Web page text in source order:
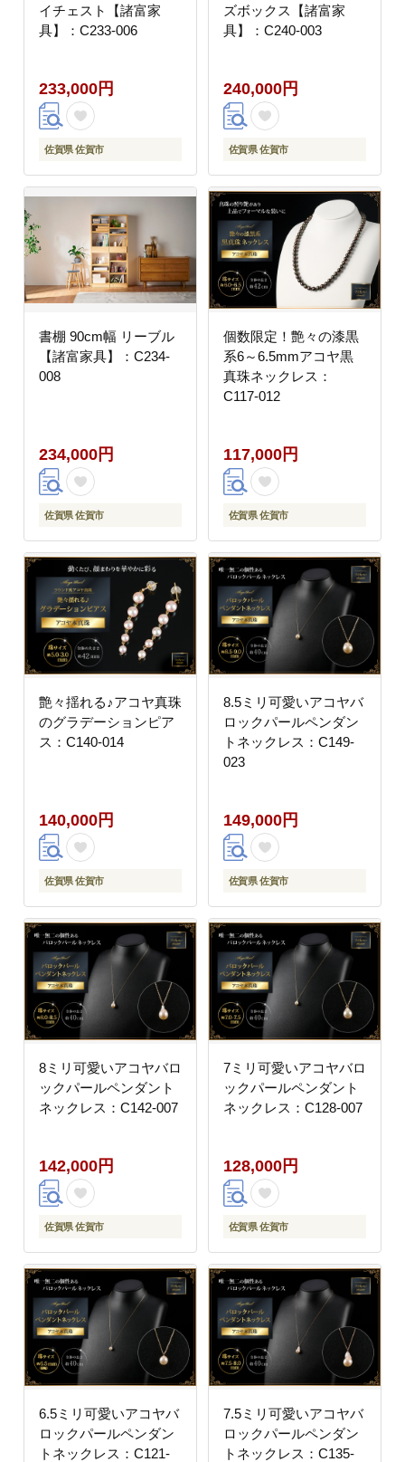
イチェスト【諸富家
具】：C233-006
233,000円
佐賀県 佐賀市
ズボックス【諸富家
具】：C240-003
240,000円
佐賀県 佐賀市
書棚 90cm幅 リーブル
【諸富家具】：C234-
008
234,000円
佐賀県 佐賀市
個数限定！艶々の漆黒
系6～6.5mmアコヤ黒
真珠ネックレス：
C117-012
117,000円
佐賀県 佐賀市
艶々揺れる♪アコヤ真珠
のグラデーションピア
ス：C140-014
140,000円
佐賀県 佐賀市
8.5ミリ可愛いアコヤバ
ロックパールペンダン
トネックレス：C149-
023
149,000円
佐賀県 佐賀市
8ミリ可愛いアコヤバロ
ックパールペンダント
ネックレス：C142-007
142,000円
佐賀県 佐賀市
7ミリ可愛いアコヤバロ
ックパールペンダント
ネックレス：C128-007
128,000円
佐賀県 佐賀市
6.5ミリ可愛いアコヤバ
ロックパールペンダン
トネックレス：C121-
7.5ミリ可愛いアコヤバ
ロックパールペンダン
トネックレス：C135-